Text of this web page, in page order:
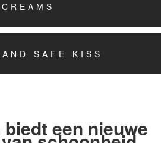
CREAMS
SAFE KISS
een nieuwe